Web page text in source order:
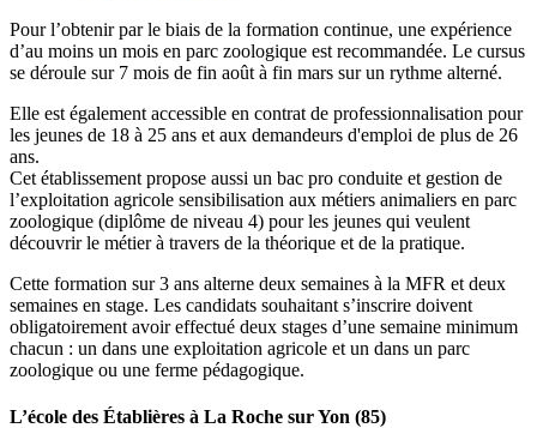
Pour l’obtenir par le biais de la formation continue, une expérience
d’au moins un mois en parc zoologique est recommandée. Le cursus
se déroule sur 7 mois de fin août à fin mars sur un rythme alterné.
Elle est également accessible en contrat de professionnalisation pour
les jeunes de 18 à 25 ans et aux demandeurs d'emploi de plus de 26
ans.
Cet établissement propose aussi un bac pro conduite et gestion de
l’exploitation agricole sensibilisation aux métiers animaliers en parc
zoologique (diplôme de niveau 4) pour les jeunes qui veulent
découvrir le métier à travers de la théorique et de la pratique.
Cette formation sur 3 ans alterne deux semaines à la MFR et deux
semaines en stage. Les candidats souhaitant s’inscrire doivent
obligatoirement avoir effectué deux stages d’une semaine minimum
chacun : un dans une exploitation agricole et un dans un parc
zoologique ou une ferme pédagogique.
L’école des Établières à La Roche sur Yon (85)